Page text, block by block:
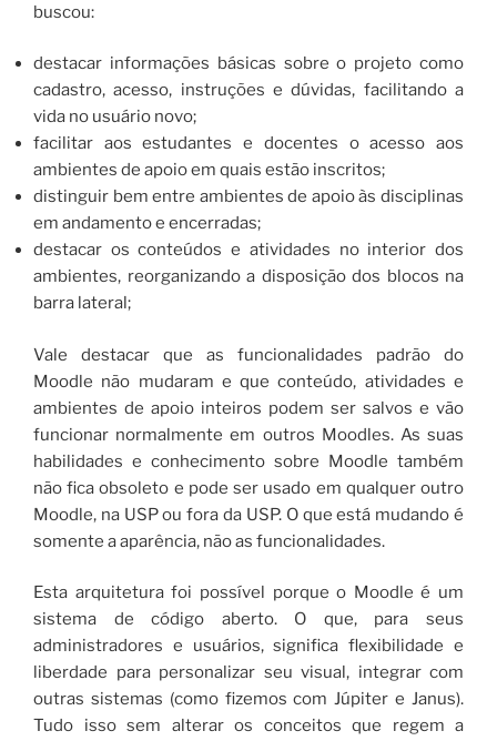
buscou:
destacar informações básicas sobre o projeto como
cadastro, acesso, instruções e dúvidas, facilitando a
vida no usuário novo;
facilitar aos estudantes e docentes o acesso aos
ambientes de apoio em quais estão inscritos;
distinguir bem entre ambientes de apoio às disciplinas
em andamento e encerradas;
destacar os conteúdos e atividades no interior dos
ambientes, reorganizando a disposição dos blocos na
barra lateral;
Vale destacar que as funcionalidades padrão do
Moodle não mudaram e que conteúdo, atividades e
ambientes de apoio inteiros podem ser salvos e vão
funcionar normalmente em outros Moodles. As suas
habilidades e conhecimento sobre Moodle também
não fica obsoleto e pode ser usado em qualquer outro
Moodle, na USP ou fora da USP. O que está mudando é
somente a aparência, não as funcionalidades.
Esta arquitetura foi possível porque o Moodle é um
sistema de código aberto. O que, para seus
administradores e usuários, significa flexibilidade e
liberdade para personalizar seu visual, integrar com
outras sistemas (como fizemos com Júpiter e Janus).
Tudo isso sem alterar os conceitos que regem a